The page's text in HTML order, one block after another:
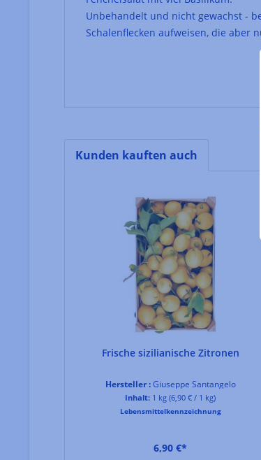
Unbehandelt und nicht gewachst -
Schalenflecken aufweisen, die aber
Kunden kauften auch
Frische sizilianische Zitronen
Hersteller :Giuseppe Santangelo
Inhalt: 1 kg (6,90 € / 1 kg)
Lebensmittelkennzeichnung
6,90 €*